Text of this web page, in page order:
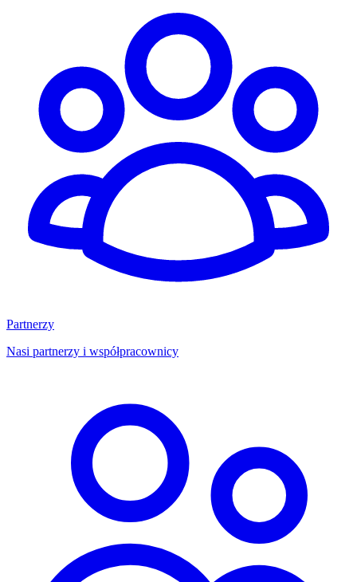
Partnerzy
Nasi partnerzy i współpracownicy